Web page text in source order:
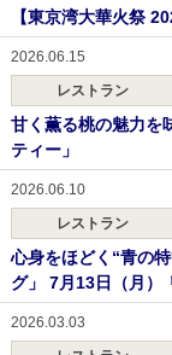
【東京湾大華火祭
2026.06.15
レストラン
甘く薫る桃の魅力を
ティー」
2026.06.10
レストラン
心身をほどく“青の
グ」 7月13日（月）
2026.03.03